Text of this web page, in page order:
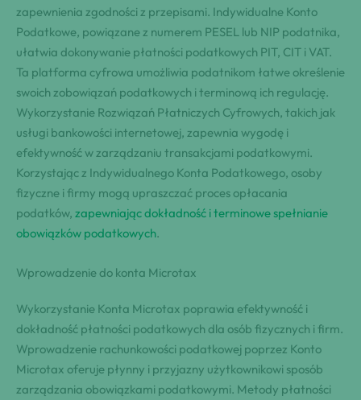
zapewnienia zgodności z przepisami. Indywidualne Konto
Podatkowe, powiązane z numerem PESEL lub NIP podatnika,
ułatwia dokonywanie płatności podatkowych PIT, CIT i VAT.
Ta platforma cyfrowa umożliwia podatnikom łatwe określenie
swoich zobowiązań podatkowych i terminową ich regulację.
Wykorzystanie Rozwiązań Płatniczych Cyfrowych, takich jak
usługi bankowości internetowej, zapewnia wygodę i
efektywność w zarządzaniu transakcjami podatkowymi.
Korzystając z Indywidualnego Konta Podatkowego, osoby
fizyczne i firmy mogą upraszczać proces opłacania
podatków, zapewniając dokładność i terminowe spełnianie
obowiązków podatkowych.
Wprowadzenie do konta Microtax
Wykorzystanie Konta Microtax poprawia efektywność i
dokładność płatności podatkowych dla osób fizycznych i firm.
Wprowadzenie rachunkowości podatkowej poprzez Konto
Microtax oferuje płynny i przyjazny użytkownikowi sposób
zarządzania obowiązkami podatkowymi. Metody płatności